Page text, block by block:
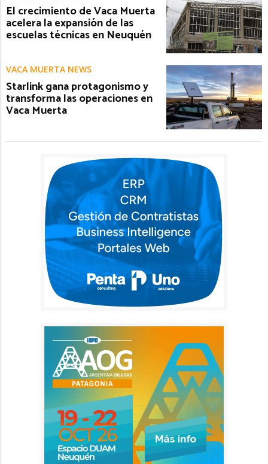
El crecimiento de Vaca Muerta
acelera la expansión de las
escuelas técnicas en Neuquén
VACA MUERTA NEWS
Starlink gana protagonismo y
transforma las operaciones en
Vaca Muerta